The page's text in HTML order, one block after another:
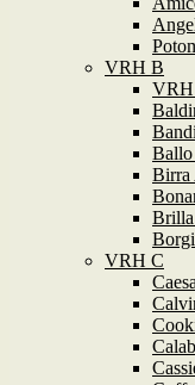
VRH B
VRH
Ballo
Birra
VRH C